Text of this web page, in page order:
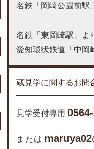
名鉄「岡崎公園前駅
名鉄「東岡崎駅」よ
愛知環状鉄道「中岡
蔵見学に関するお問
見学受付専用
または